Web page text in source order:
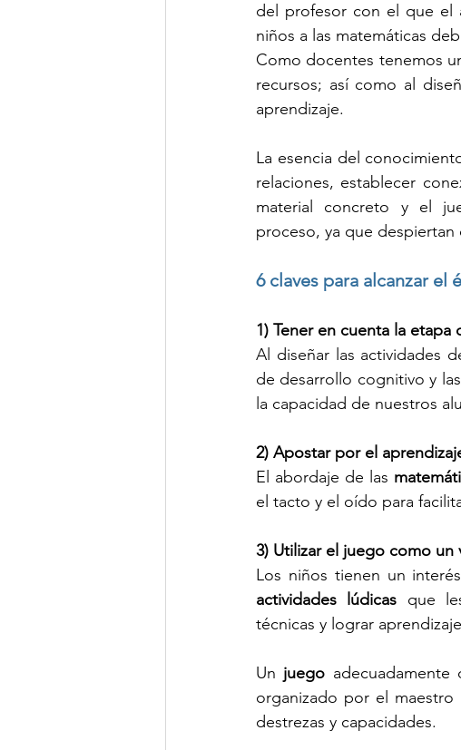
del profesor con el que el
niños a las matemáticas
Como docentes tenemos
recursos; así como al
aprendizaje.
La esencia del
relaciones, establecer
material concreto y el
proceso, ya que despiertan
6 claves para alcanzar el
1) Tener en cuenta la
Al diseñar las actividades
de desarrollo cognitivo y
la capacidad de nuestros
2) Apostar por el
El abordaje de las
el tacto y el oído para
3) Utilizar el juego como
Los niños tienen un
actividades lúdicas que
técnicas y lograr
Un juego
organizado por el
destrezas y capacidades.